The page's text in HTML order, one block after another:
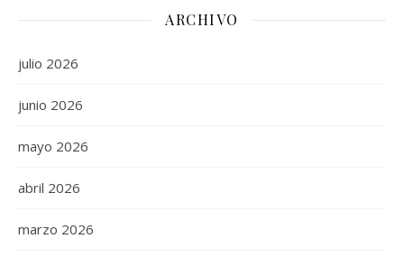
ARCHIVO
julio 2026
junio 2026
mayo 2026
abril 2026
marzo 2026